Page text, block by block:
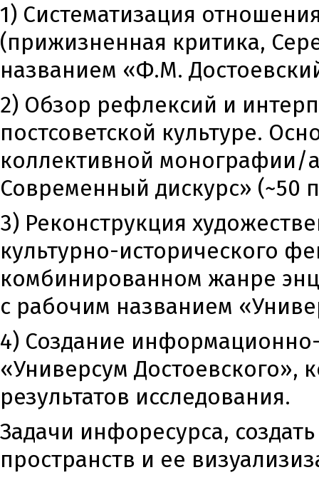
1) Систематизация
(прижизненная критика,
названием «Ф.М.
2) Обзор рефлексий и
постсоветской культуре.
коллективной монографии/
Современный дискурс» (~50
3) Реконструкция
культурно-исторического
комбинированном жанре
с рабочим названием
4) Создание
«Универсум Достоевского»,
результатов исследования.
Задачи инфоресурса,
пространств и ее